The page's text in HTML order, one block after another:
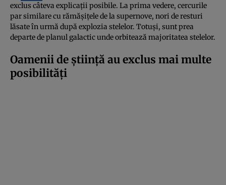
exclus câteva explicații posibile. La prima vedere, cercurile
par similare cu rămășițele de la supernove, nori de resturi
lăsate în urmă după explozia stelelor. Totuși, sunt prea
departe de planul galactic unde orbitează majoritatea stelelor.
Oamenii de știință au exclus mai multe
posibilități